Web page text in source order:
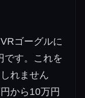
ゴーグルに
です。これを
れません
から10万円